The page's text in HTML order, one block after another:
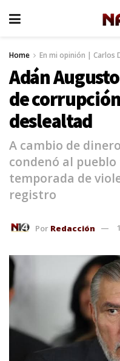
Home En mi opinión | Carlos
Adán
de
deslealtad
A cambio de
condenó al
temporada de
registro
Por Redacción